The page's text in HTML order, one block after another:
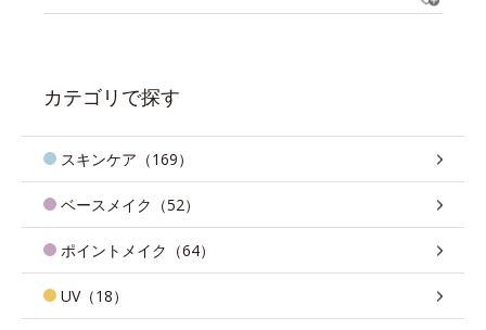
カテゴリで探す
スキンケア（169）
ベースメイク（52）
ポイントメイク（64）
UV（18）